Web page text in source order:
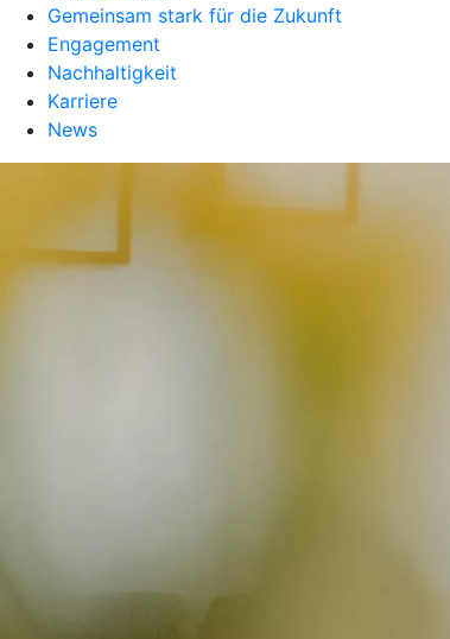
Gemeinsam stark für die Zukunft
Engagement
Nachhaltigkeit
Karriere
News